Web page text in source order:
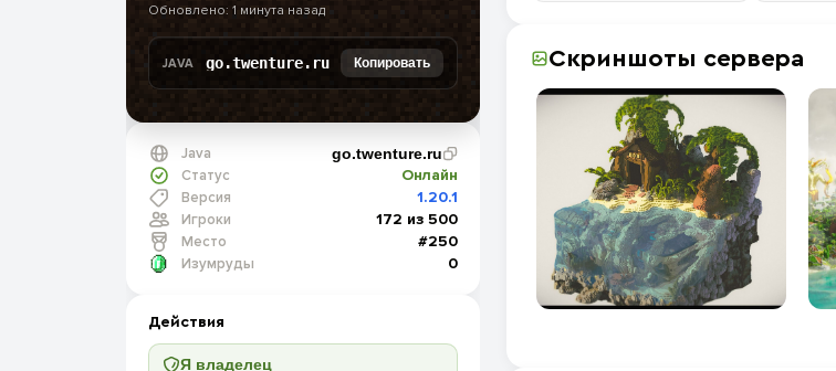
Обновлено: 1 минута назад
JAVA go.twenture.ru Копировать
Java
go.twenture.ru
Статус
Онлайн
Версия 1.20.1
Игроки 172 из 500
Место #250
Изумруды 0
Действия
Я владелец
Скриншоты сервера